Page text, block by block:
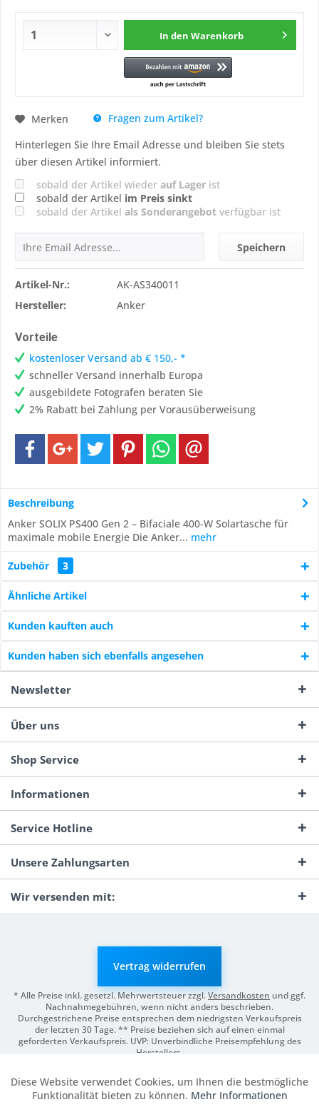
In den Warenkorb
Merken
Fragen zum Artikel?
Hinterlegen Sie Ihre Email Adresse und bleiben Sie stets
über diesen Artikel informiert.
sobald der Artikel wieder auf Lager ist
sobald der Artikel im Preis sinkt
sobald der Artikel als Sonderangebot verfügbar ist
Speichern
Artikel-Nr.:
AK-AS340011
Hersteller:
Anker
Vorteile
kostenloser Versand ab € 150,- *
schneller Versand innerhalb Europa
ausgebildete Fotografen beraten Sie
2% Rabatt bei Zahlung per Vorausüberweisung
Beschreibung
Anker SOLIX PS400 Gen 2 – Bifaciale 400-W Solartasche für
maximale mobile Energie Die Anker... mehr
Zubehör 3
Ähnliche Artikel
Kunden kauften auch
Kunden haben sich ebenfalls angesehen
Newsletter
Über uns
Shop Service
Informationen
Service Hotline
Unsere Zahlungsarten
Wir versenden mit:
Vertrag widerrufen
* Alle Preise inkl. gesetzl. Mehrwertsteuer zzgl.Versandkosten und ggf.
Nachnahmegebühren, wenn nicht anders beschrieben.
Durchgestrichene Preise entsprechen dem niedrigsten Verkaufspreis
der letzten 30 Tage. ** Preise beziehen sich auf einen einmal
geforderten Verkaufspreis. UVP: Unverbindliche Preisempfehlung des
Herstellers.
Funktionale Aktiv
Diese Website verwendet Cookies, um Ihnen die bestmögliche
Funktionalität bieten zu können. Mehr Informationen